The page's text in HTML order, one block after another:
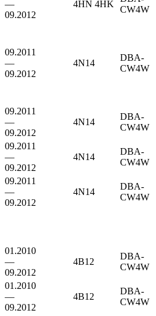
—
09.2012
4HN 4HK
CW4W
09.2011
—
09.2012
4N14
DBA-
CW4W
09.2011
—
09.2012
4N14
DBA-
CW4W
09.2011
—
09.2012
4N14
DBA-
CW4W
09.2011
—
09.2012
4N14
DBA-
CW4W
01.2010
—
09.2012
4B12
DBA-
CW4W
01.2010
—
09.2012
4B12
DBA-
CW4W